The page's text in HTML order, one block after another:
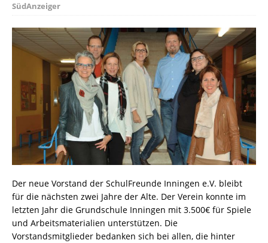
SüdAnzeiger
Der neue Vorstand der SchulFreunde Inningen e.V. bleibt
für die nächsten zwei Jahre der Alte. Der Verein konnte im
letzten Jahr die Grundschule Inningen mit 3.500€ für Spiele
und Arbeitsmaterialien unterstützen. Die
Vorstandsmitglieder bedanken sich bei allen, die hinter